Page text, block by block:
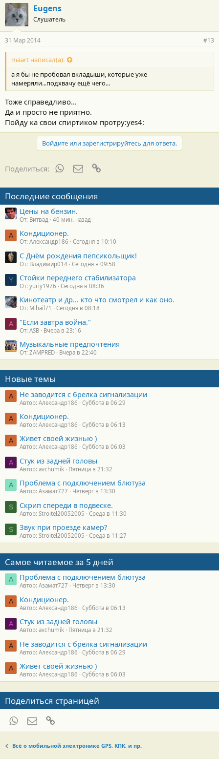
Eugens
Слушатель
31 Мар 2014 #13
maart написал(а):
а я бы не пробовал вкладыши, которые уже
намеряли...подхвачу ещё чего...
Тоже справедливо...
Да и просто не приятно.
Пойду ка свои спиртиком протру:yes4:
Войдите или зарегистрируйтесь для ответа.
Поделиться: WhatsAppЭлектронная почта
Последние сообщения
Цены на бензин.
От: Витвад 40 мин. назад
А Кондиционер.
От: Александр186 Сегодня в 10:10
С Днём рождения пепсикольщик!
От: Владимир014 Сегодня в 09:58
Y Стойки переднего стабилизатора
От: yuriy1976 Сегодня в 08:36
Кинотеатр и др... кто что смотрел и как оно.
От: Mihail71 Сегодня в 08:18
A "Если завтра война."
От: ASB Вчера в 23:16
Музыкальные предпочтения
От: ZAMPRED Вчера в 22:40
Новые темы
А Не заводится с брелка сигнализации
Автор: Александр186 Суббота в 06:29
А Кондиционер.
Автор: Александр186 Суббота в 06:13
А Живет своей жизнью )
Автор: Александр186 Суббота в 06:03
A Стук из задней головы
Автор: avchumik Пятница в 21:32
А Проблема с подключением блютуза
Автор: Азамат727 Четверг в 13:30
S Скрип спереди в подвеске.
Автор: Stroitel20052005 Среда в 11:30
S Звук при проезде камер?
Автор: Stroitel20052005 Среда в 11:27
Самое читаемое за 5 дней
А Проблема с подключением блютуза
Автор: Азамат727 Четверг в 13:30
А Кондиционер.
Автор: Александр186 Суббота в 06:13
A Стук из задней головы
Автор: avchumik Пятница в 21:32
А Не заводится с брелка сигнализации
Автор: Александр186 Суббота в 06:29
А Живет своей жизнью )
Автор: Александр186 Суббота в 06:03
Поделиться страницей
WhatsAppЭлектронная почта
Всё о мобильной электронике GPS, КПК, и пр.